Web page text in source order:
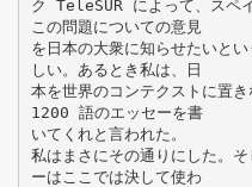
ク TeleSUR によって、スペ
この問題についての意見
を日本の大衆に知らせたいと
しい。あるとき私は、日
本を世界のコンテクストに置き
1200 語のエッセーを書
いてくれと言われた。
私はまさにその通りにした。
ーはここでは決して使わ